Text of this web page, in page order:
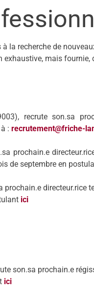
la recherche de
exhaustive, mais
recrute son.sa
: recrutement@friche-
sa prochain.e
de septembre en
prochain.e directeur.rice
ici
son.sa prochain.e
ici